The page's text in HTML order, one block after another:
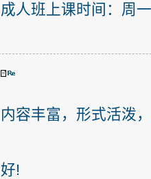
成人班上课时间：周
内容丰富，形式活泼
好!